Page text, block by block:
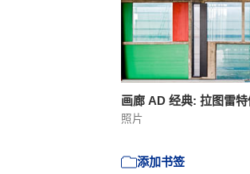
画廊 AD 经典: 拉图雷
照片
添加书签